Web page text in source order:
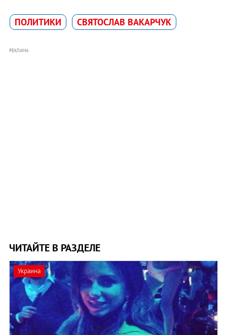
ПОЛИТИКИ СВЯТОСЛАВ ВАКАРЧУК
РЕКЛАМА
ЧИТАЙТЕ В РАЗДЕЛЕ
Украина